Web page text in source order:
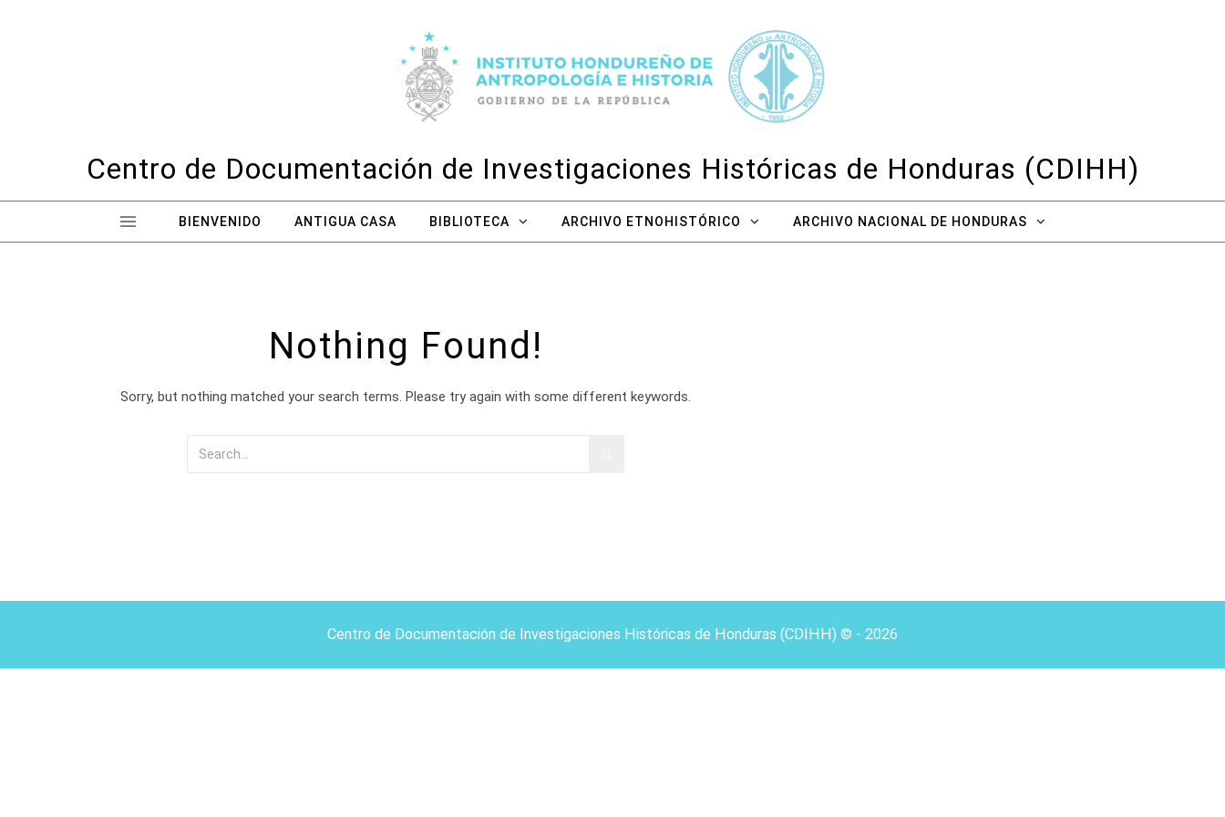
Centro de Documentación de Investigaciones Históricas de Honduras (CDIHH)
BIENVENIDO ANTIGUA CASA BIBLIOTECA ARCHIVO ETNOHISTÓRICO ARCHIVO NACIONAL DE HONDURAS
Nothing Found!
Sorry, but nothing matched your search terms. Please try again with some different keywords.
Centro de Documentación de Investigaciones Históricas de Honduras (CDIHH) © - 2026